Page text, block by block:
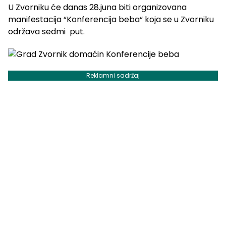
U Zvorniku će danas 28.juna biti organizovana
manifestacija “Konferencija beba“ koja se u Zvorniku
održava sedmi put.
Reklamni sadržaj